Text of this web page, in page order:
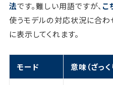
法です。難しい用語ですが、 こ
使うモデルの対応状況に合わ
に表示してくれます。
モード 意味（ざっく